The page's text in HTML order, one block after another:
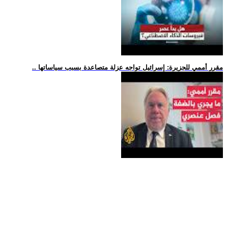
.. مقرر أممي للجزيرة: إسرائيل تواجه عزلة متصاعدة بسبب سياساتها